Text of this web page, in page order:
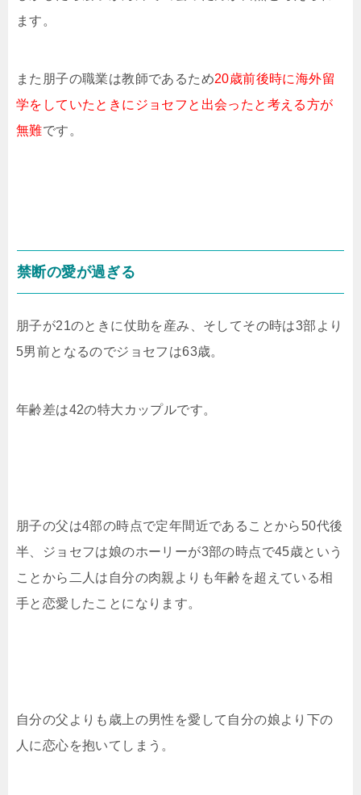
ます。
また朋子の職業は教師であるため20歳前後時に海外留
学をしていたときにジョセフと出会ったと考える方が
無難です。
禁断の愛が過ぎる
朋子が21のときに仗助を産み、そしてその時は3部より
5男前となるのでジョセフは63歳。
年齢差は42の特大カップルです。
朋子の父は4部の時点で定年間近であることから50代後
半、ジョセフは娘のホーリーが3部の時点で45歳という
ことから二人は自分の肉親よりも年齢を超えている相
手と恋愛したことになります。
自分の父よりも歳上の男性を愛して自分の娘より下の
人に恋心を抱いてしまう。